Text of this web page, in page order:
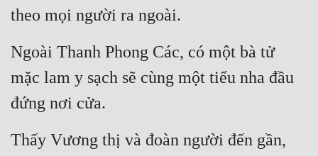
theo mọi người ra ngoài.
Ngoài Thanh Phong Các, có một bà tử
mặc lam y sạch sẽ cùng một tiểu nha đầu
đứng nơi cửa.
Thấy Vương thị và đoàn người đến gần,